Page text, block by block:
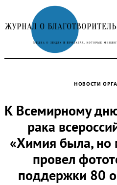
to
content
НОВОСТИ
К Всемирному
рака
«Химия была, но
провел
поддержки 80